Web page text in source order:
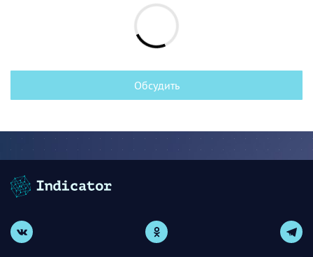
Обсудить